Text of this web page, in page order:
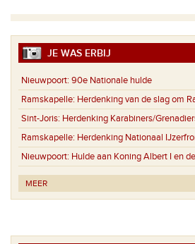
JE WAS ERBIJ
Nieuwpoort: 90e Nationale hulde
Ramskapelle: Herdenking van de slag om
Sint-Joris: Herdenking Karabiners/
Ramskapelle: Herdenking Nationaal
Nieuwpoort: Hulde aan Koning Albert I en
MEER